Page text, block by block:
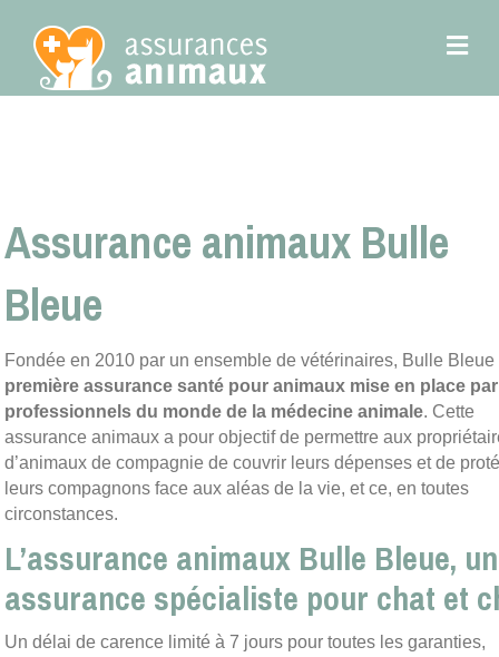
Assurance animaux Bulle
Bleue
Fondée en 2010 par un ensemble de vétérinaires, Bulle Bleue
première assurance santé pour animaux mise en place
professionnels du monde de la médecine animale. Cette
assurance animaux a pour objectif de permettre aux
d’animaux de compagnie de couvrir leurs dépenses et de
leurs compagnons face aux aléas de la vie, et ce, en toutes
circonstances.
L’assurance animaux Bulle Bleue,
assurance spécialiste pour chat et
Un délai de carence limité à 7 jours pour toutes les garanties,